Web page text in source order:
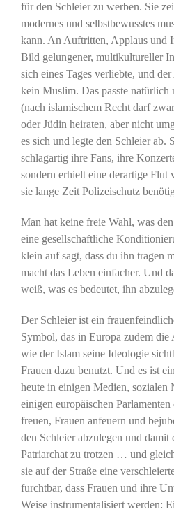
für den Schleier zu werben. Sie
modernes und selbstbewusstes
kann. An Auftritten, Applaus und
Bild gelungener, multikultureller
sich eines Tages verliebte, und
kein Muslim. Das passte natürlich
(nach islamischem Recht darf
oder Jüdin heiraten, aber nicht
es sich und legte den Schleier ab.
schlagartig ihre Fans, ihre
sondern erhielt eine derartige Flut
sie lange Zeit Polizeischutz
Man hat keine freie Wahl, was
eine gesellschaftliche
klein auf sagt, dass du ihn tragen
macht das Leben einfacher. Und
weiß, was es bedeutet, ihn
Der Schleier ist ein
Symbol, das in Europa zudem die
wie der Islam seine Ideologie
Frauen dazu benutzt. Und es ist
heute in einigen Medien, sozialen
einigen europäischen
freuen, Frauen anfeuern und
den Schleier abzulegen und damit
Patriarchat zu trotzen … und
sie auf der Straße eine
furchtbar, dass Frauen und ihre
Weise instrumentalisiert werden: